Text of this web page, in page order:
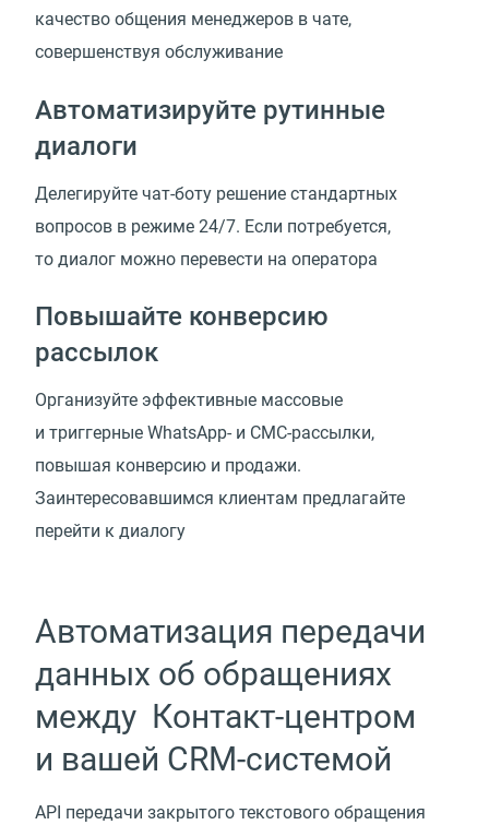
качество общения менеджеров в чате,
совершенствуя обслуживание
Автоматизируйте рутинные
диалоги
Делегируйте чат-боту решение стандартных
вопросов в режиме 24/7. Если потребуется,
то диалог можно перевести на оператора
Повышайте конверсию
рассылок
Организуйте эффективные массовые
и триггерные WhatsApp- и СМС-рассылки,
повышая конверсию и продажи.
Заинтересовавшимся клиентам предлагайте
перейти к диалогу
Автоматизация передачи
данных об обращениях
между Контакт-центром
и вашей CRM-системой
API передачи закрытого текстового обращения